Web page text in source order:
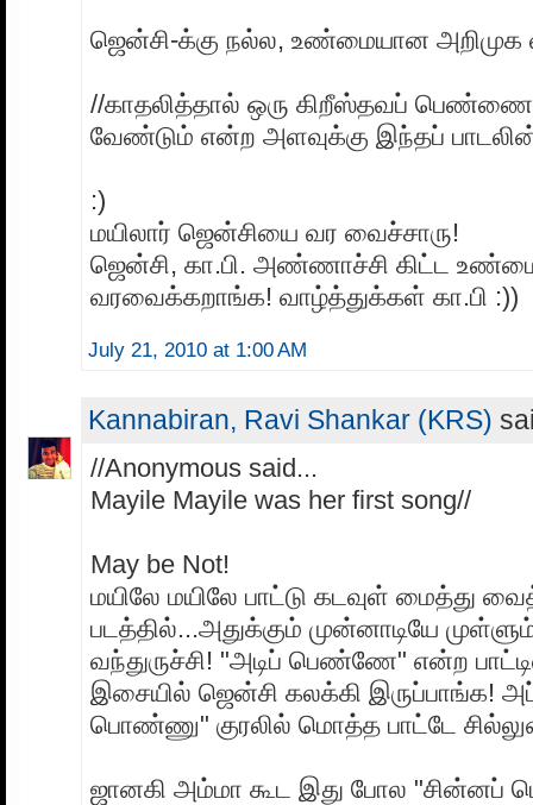
ஜென்சி-க்கு நல்ல, உண்மையான அறிமுக
//காதலித்தால் ஒரு கிறீஸ்தவப்
வேண்டும் என்ற அளவுக்கு இந்தப் பாடலின்
:)
மயிலார் ஜென்சியை வர வைச்சாரு!
ஜென்சி, கா.பி. அண்ணாச்சி கிட்ட
வரவைக்கறாங்க! வாழ்த்துக்கள் கா.பி :))
July 21, 2010 at 1:00 AM
Kannabiran, Ravi Shankar (KRS)
//Anonymous said...
Mayile Mayile was her first song//
May be Not!
மயிலே மயிலே பாட்டு கடவுள் மைத்து
படத்தில்...அதுக்கும் முன்னாடியே
வந்துருச்சி! "அடிப் பெண்ணே" என்ற
இசையில் ஜென்சி கலக்கி இருப்பாங்க!
பொண்ணு" குரலில் மொத்த பாட்டே
ஜானகி அம்மா கூட இது போல